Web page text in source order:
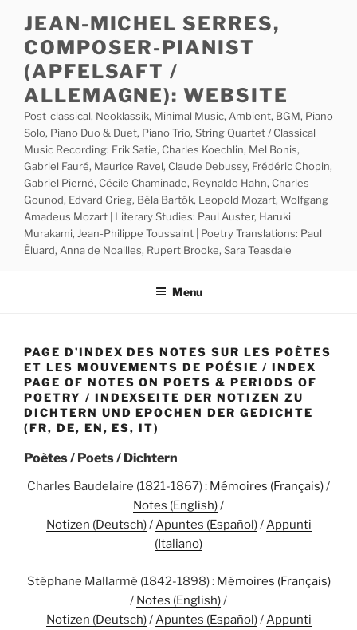
content
JEAN-MICHEL SERRES,
COMPOSER-PIANIST
(APFELSAFT /
ALLEMAGNE): WEBSITE
Post-classical, Neoklassik, Minimal Music, Ambient, BGM, Piano
Solo, Piano Duo & Duet, Piano Trio, String Quartet / Classical
Music Recording: Erik Satie, Charles Koechlin, Mel Bonis,
Gabriel Fauré, Maurice Ravel, Claude Debussy, Frédéric Chopin,
Gabriel Pierné, Cécile Chaminade, Reynaldo Hahn, Charles
Gounod, Edvard Grieg, Béla Bartók, Leopold Mozart, Wolfgang
Amadeus Mozart | Literary Studies: Paul Auster, Haruki
Murakami, Jean-Philippe Toussaint | Poetry Translations: Paul
Éluard, Anna de Noailles, Rupert Brooke, Sara Teasdale
Menu
PAGE D’INDEX DES NOTES SUR LES POÈTES
ET LES MOUVEMENTS DE POÉSIE / INDEX
PAGE OF NOTES ON POETS & PERIODS OF
POETRY / INDEXSEITE DER NOTIZEN ZU
DICHTERN UND EPOCHEN DER GEDICHTE
(FR, DE, EN, ES, IT)
Poètes / Poets / Dichtern
Charles Baudelaire (1821-1867) : Mémoires (Français)/
Notes (English)/
Notizen (Deutsch)/Apuntes (Español)/Appunti
(Italiano)
Stéphane Mallarmé (1842-1898) : Mémoires (Français)
/ Notes (English)/
Notizen (Deutsch)/ Apuntes (Español)/ Appunti